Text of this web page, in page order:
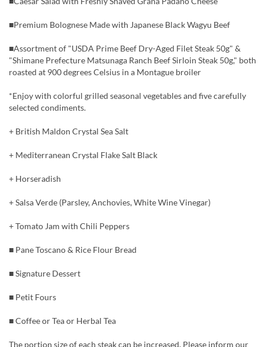
■Premium Bolognese Made with Japanese Black Wagyu Beef
■Assortment of "USDA Prime Beef Dry-Aged Filet Steak 50g" &
"Shimane Prefecture Matsunaga Ranch Beef Sirloin Steak 50g," both
roasted at 900 degrees Celsius in a Montague broiler
*Enjoy with colorful grilled seasonal vegetables and five carefully
selected condiments.
+ British Maldon Crystal Sea Salt
+ Mediterranean Crystal Flake Salt Black
+ Horseradish
+ Salsa Verde (Parsley, Anchovies, White Wine Vinegar)
+ Tomato Jam with Chili Peppers
■ Pane Toscano & Rice Flour Bread
■ Signature Dessert
■ Petit Fours
■ Coffee or Tea or Herbal Tea
The portion size of each steak can be increased. Please inform our